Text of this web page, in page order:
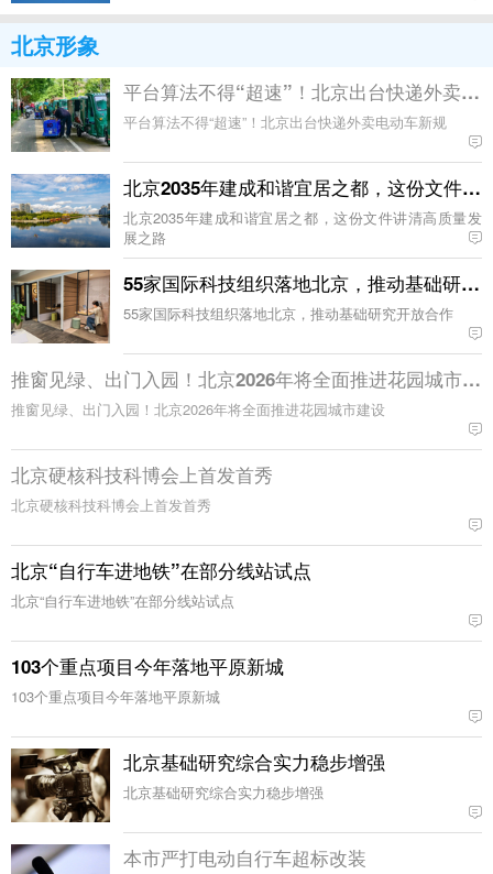
北京形象
平台算法不得“超速”！北京出台快递外卖电
平台算法不得“超速”！北京出台快递外卖电动车新规
北京2035年建成和谐宜居之都，这份文件讲
北京2035年建成和谐宜居之都，这份文件讲清高质量发
展之路
55家国际科技组织落地北京，推动基础研究
55家国际科技组织落地北京，推动基础研究开放合作
推窗见绿、出门入园！北京2026年将全面推进花园城市建
推窗见绿、出门入园！北京2026年将全面推进花园城市建设
北京硬核科技科博会上首发首秀
北京硬核科技科博会上首发首秀
北京“自行车进地铁”在部分线站试点
北京“自行车进地铁”在部分线站试点
103个重点项目今年落地平原新城
103个重点项目今年落地平原新城
北京基础研究综合实力稳步增强
北京基础研究综合实力稳步增强
本市严打电动自行车超标改装